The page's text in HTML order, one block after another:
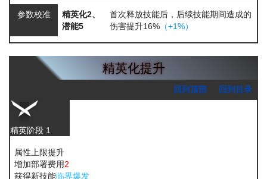
参数校准
精英化2、
潜能5
首次释放技能后，后续技能期间造成的
伤害提升16% （+1%）
精英化提升
回到顶部 回到目录
精英阶段 1
属性上限提升
增加部署费用2
获得新技能临界爆发